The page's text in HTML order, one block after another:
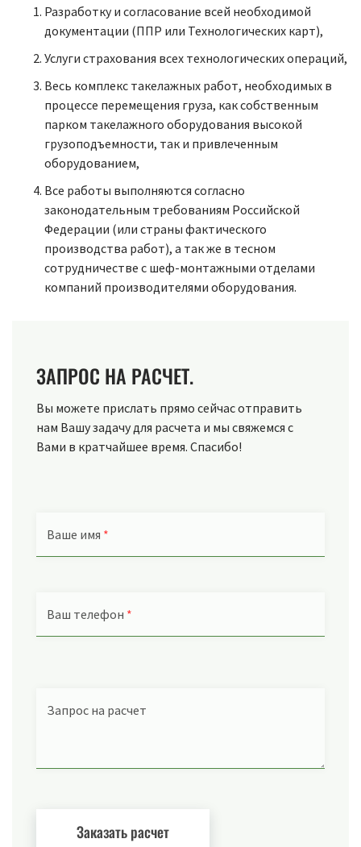
Разработку и согласование всей необходимой
документации (ППР или Технологических карт),
Услуги страхования всех технологических операций,
Весь комплекс такелажных работ, необходимых в
процессе перемещения груза, как собственным
парком такелажного оборудования высокой
грузоподъемности, так и привлеченным
оборудованием,
Все работы выполняются согласно
законодательным требованиям Российской
Федерации (или страны фактического
производства работ), а так же в тесном
сотрудничестве с шеф-монтажными отделами
компаний производителями оборудования.
ЗАПРОС НА РАСЧЕТ.
Вы можете прислать прямо сейчас отправить
нам Вашу задачу для расчета и мы свяжемся с
Вами в кратчайшее время. Спасибо!
Ваше имя *
Ваш телефон *
Запрос на расчет